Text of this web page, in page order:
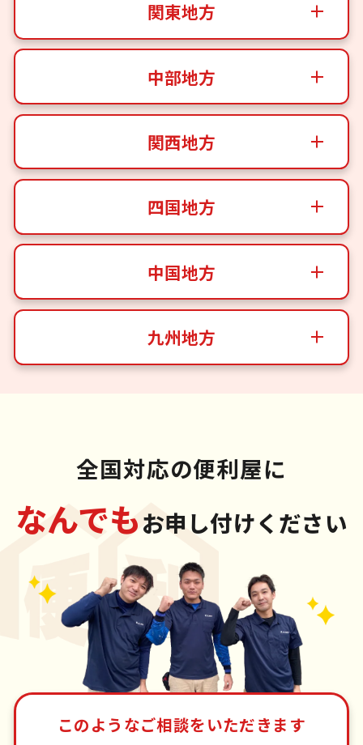
関東地方
中部地方
関西地方
四国地方
中国地方
九州地方
全国対応の便利屋に
なんでもお申し付けください
このようなご相談をいただきます